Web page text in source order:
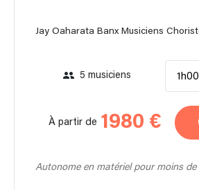
Jay Oaharata Banx Musiciens
5 musiciens 1h00
À partir de 1980 €
Autonome en matériel pour moins de